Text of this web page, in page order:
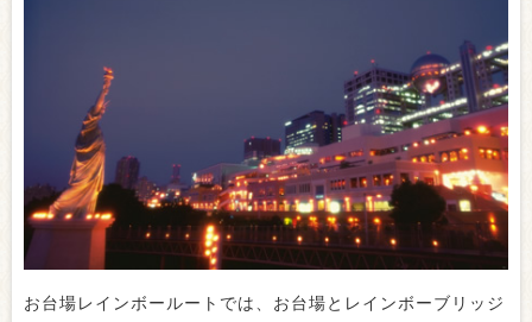
お台場レインボールートでは、お台場とレインボーブリッジ